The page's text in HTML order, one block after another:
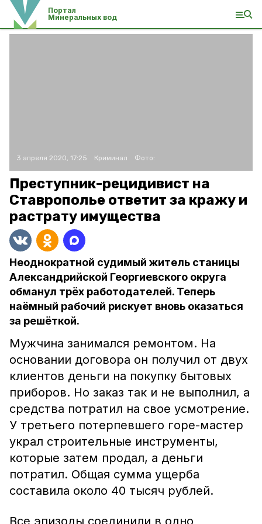
Портал
Минеральных вод
3 апреля 2020, 17:25 Криминал Фото:
Преступник-рецидивист на
Ставрополье ответит за кражу и
растрату имущества
Неоднократной судимый житель станицы
Александрийской Георгиевского округа
обманул трёх работодателей. Теперь
наёмный рабочий рискует вновь оказаться
за решёткой.
Мужчина занимался ремонтом. На
основании договора он получил от двух
клиентов деньги на покупку бытовых
приборов. Но заказ так и не выполнил, а
средства потратил на свое усмотрение.
У третьего потерпевшего горе-мастер
украл строительные инструменты,
которые затем продал, а деньги
потратил. Общая сумма ущерба
составила около 40 тысяч рублей.
Все эпизоды соединили в одно